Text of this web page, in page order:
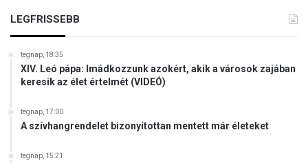
LEGFRISSEBB
tegnap, 18:35
XIV. Leó pápa: Imádkozzunk azokért, akik a városok zajában
keresik az élet értelmét (VIDEÓ)
tegnap, 17:00
A szívhangrendelet bizonyítottan mentett már életeket
tegnap, 15:21